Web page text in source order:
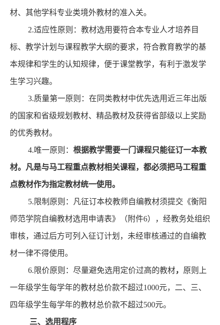
材、其他学科专业类境外教材的准入关。
2.适应性原则： 教材选用要符合本专业人才培养目
标、教学计划 与课程教学大纲的要求，符合教育教学的基
本规律和学生的认知规律，便于课堂教学，有利于激发学
生学习兴趣。
3.质量第一原则 ： 在同类教材中优先选用近三年出版
的 国家和省级规划教材、精品教材及获得省部级以上奖励
的优秀教材。
4.唯一原则： 根据教学需要一门 课程只能征订一本教
材。 凡是与马工程重点教材相关课程，都必须把马工程重
点教材作为指定教材统一使用。
5.限制原则： 凡征订本校教师自编教材须提交《衡阳
师范学院自编教材选用申请表》（附件6），经教务处组织
审核， 通过后方可列入征订计划，未经审核通过的自编教
材一律不得使用。
6.限价原则：尽量避免选用定价过高的教材， 原则上
一年级学生每学年的教材总价款不超过1000元，二、三、
四年级学生每学年的教材总价款不超过500元。
三、 选用程序